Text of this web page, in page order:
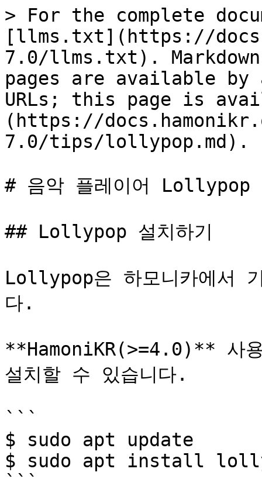
> For the complete
[llms.txt](https://
7.0/llms.txt).
pages are available by
URLs; this page is
(https://
7.0/tips/lollypop.md).
# 음악 플레이어 Lollypop
## Lollypop 설치하기
Lollypop은 하모니카에서
다.
**HamoniKR(>=4.0)** 사
설치할 수 있습니다.
```
$ sudo apt update
$ sudo apt install
```